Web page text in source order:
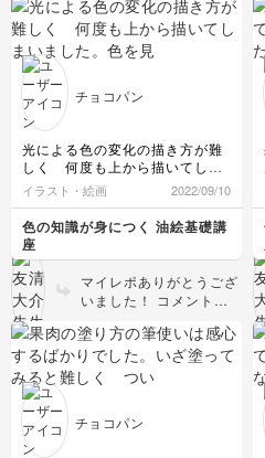
いますね！背景のグレー
も綺麗ですし、バナナの
明暗と色調の変化も自然
みてください。
チョコパン
光による色の変化の描き方が難
しく 何度も上から描いてしま
いました。色を見分けで表現す
る事もなかなか難しいです。先
生のとても分かりやすい丁寧な
説明と 静かな口調に癒されな
がらの楽しい講座でした。あり
がとうございました。次は海の
絵に挑戦します😊
イラスト・絵画 2022/09/10
色の知識が身につく 油絵基礎講
座
マイレポありがとうござ
いました！ コメント返
い🙇‍♂️何度も色を重ねたお
陰で深みのある色合いが
とてもよく出ています。
しかし、諦めることな
チョコパン